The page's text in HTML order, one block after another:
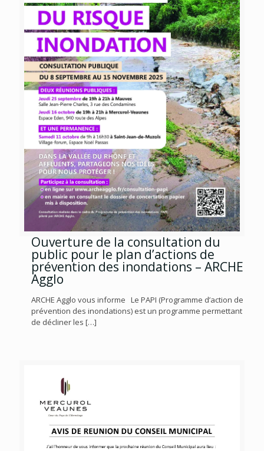
Ouverture de la consultation du
public pour le plan d’actions de
prévention des inondations – ARCHE
Agglo
ARCHE Agglo vous informe Le PAPI (Programme d’action de
prévention des inondations) est un programme permettant
de décliner les […]